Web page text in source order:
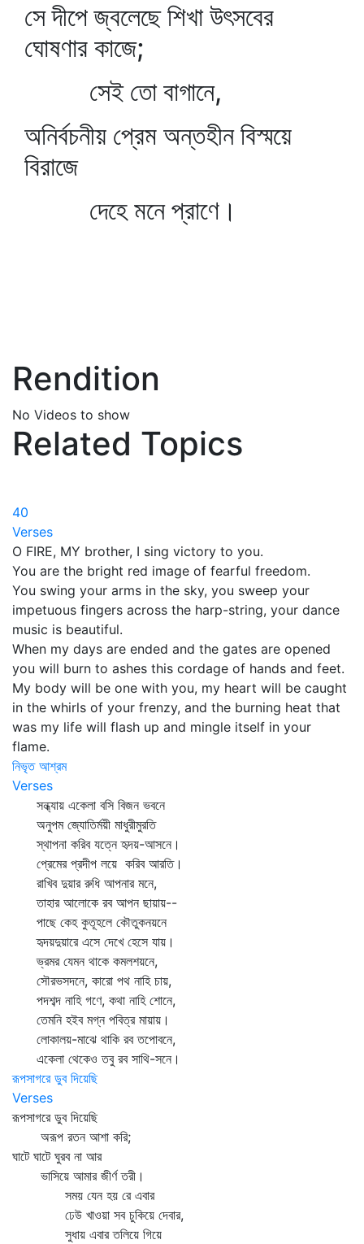
সে দীপে জ্বলেছে শিখা উৎসবের
ঘোষণার কাজে;
সেই তো বাগানে,
অনির্বচনীয় প্রেম অন্তহীন বিস্ময়ে
বিরাজে
দেহে মনে প্রাণে।
Rendition
No Videos to show
Related Topics
40
Verses
O FIRE, MY brother, I sing victory to you.
You are the bright red image of fearful freedom.
You swing your arms in the sky, you sweep your
impetuous fingers across the harp-string, your dance
music is beautiful.
When my days are ended and the gates are opened
you will burn to ashes this cordage of hands and feet.
My body will be one with you, my heart will be caught
in the whirls of your frenzy, and the burning heat that
was my life will flash up and mingle itself in your
flame.
নিভৃত আশ্রম
Verses
সন্ধ্যায় একেলা বসি বিজন ভবনে
অনুপম জ্যোতির্ময়ী মাধুরীমুরতি
স্থাপনা করিব যত্নে হৃদয়-আসনে।
প্রেমের প্রদীপ লয়ে করিব আরতি।
রাখিব দুয়ার রুধি আপনার মনে,
তাহার আলোকে রব আপন ছায়ায়--
পাছে কেহ কুতূহলে কৌতুকনয়নে
হৃদয়দুয়ারে এসে দেখে হেসে যায়।
ভ্রমর যেমন থাকে কমলশয়নে,
সৌরভসদনে, কারো পথ নাহি চায়,
পদশব্দ নাহি গণে, কথা নাহি শোনে,
তেমনি হইব মগ্ন পবিত্র মায়ায়।
লোকালয়-মাঝে থাকি রব তপোবনে,
একেলা থেকেও তবু রব সাথি-সনে।
রূপসাগরে ডুব দিয়েছি
Verses
রূপসাগরে ডুব দিয়েছি
অরূপ রতন আশা করি;
ঘাটে ঘাটে ঘুরব না আর
ভাসিয়ে আমার জীর্ণ তরী।
সময় যেন হয় রে এবার
ঢেউ খাওয়া সব চুকিয়ে দেবার,
সুধায় এবার তলিয়ে গিয়ে